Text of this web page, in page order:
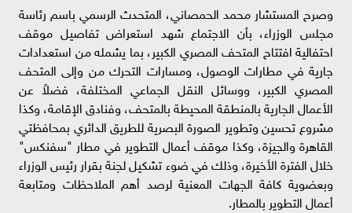
وصرح المستشار محمد الحمصاني، المتحدث الرسمي باسم رئاسة
مجلس الوزراء، بأن الاجتماع شهد استعراض تفاصيل موقف
احتفالية افتتاح المتحف المصري الكبير، بما يشمله من استعدادات
جارية في مطارات الوصول، ومسارات التحرك من وإلى المتحف
المصري الكبير، ووسائل النقل الجماعي المختلفة، فضلاً عن
الأعمال الجارية بالمنطقة المحيطة بالمتحف، وفنادق الإقامة، وكذا
مشروع تحسين وتطوير الصورة البصرية للطريق الدائري بمحافظتي
القاهرة والجيزة، وكذا موقف أعمال التطوير في مطار "سفنكس"
خلال الفترة الأخيرة، وذلك في ضوء تشكيل لجنة بقرار رئيس الوزراء
وبعضوية كافة الجهات المعنية لرصد أهم الملاحظات ومتابعة
أعمال التطوير بالمطار.